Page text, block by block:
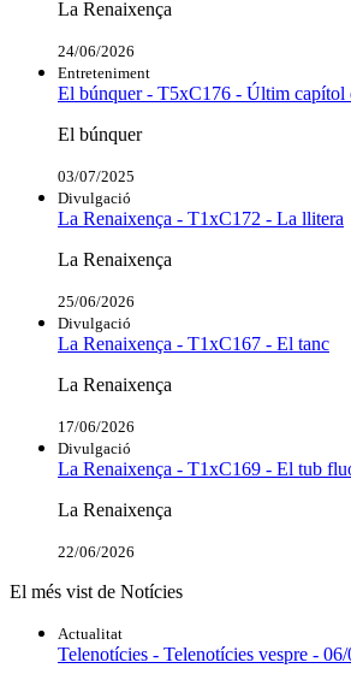
La Renaixença
24/06/2026
Entreteniment
El búnquer - T5xC176 - Últim capítol
El búnquer
03/07/2025
Divulgació
La Renaixença - T1xC172 - La llitera
La Renaixença
25/06/2026
Divulgació
La Renaixença - T1xC167 - El tanc
La Renaixença
17/06/2026
Divulgació
La Renaixença - T1xC169 - El tub
La Renaixença
22/06/2026
El més vist de Notícies
Actualitat
Telenotícies - Telenotícies vespre -